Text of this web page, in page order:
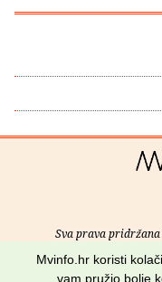
Sva prava
Mvinfo.hr koristi
vam pružio bolje